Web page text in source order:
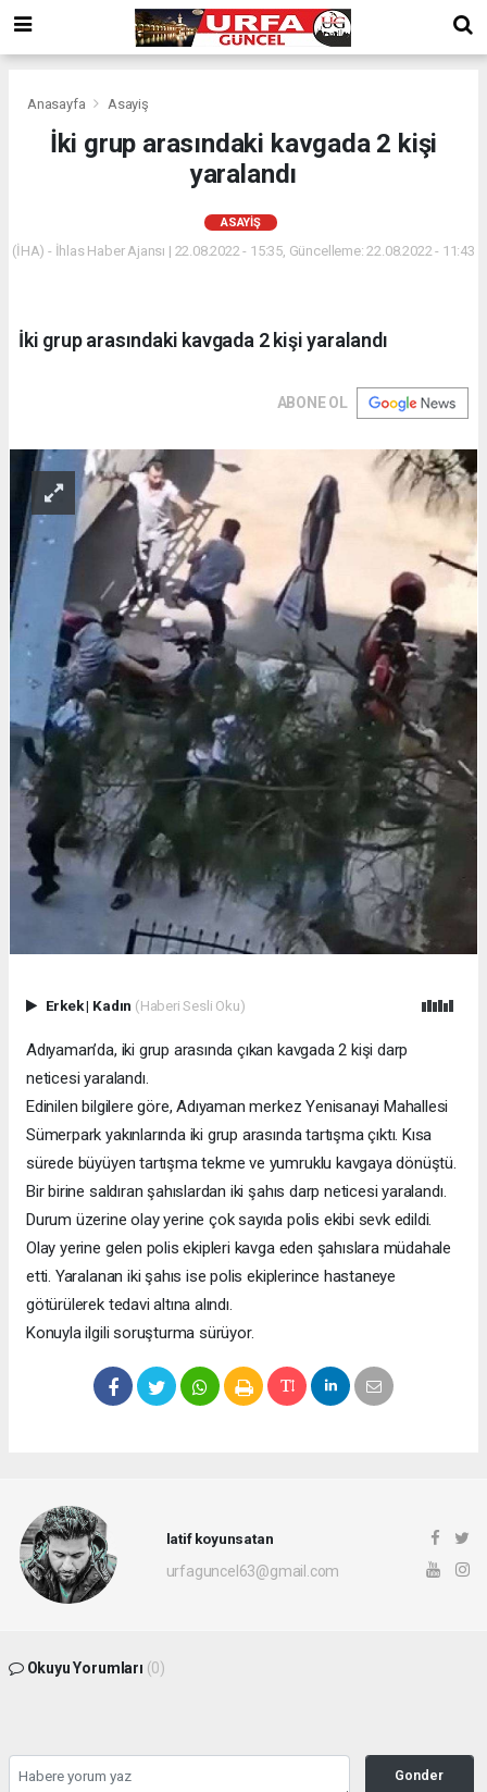
Anasayfa Asayiş
İki grup arasındaki kavgada 2 kişi
yaralandı
ASAYIŞ
(İHA) - İhlas Haber Ajansı | 22.08.2022 - 15:35, Güncelleme: 22.08.2022 - 11:43
İki grup arasındaki kavgada 2 kişi yaralandı
ABONE OL
Erkek| Kadın (Haberi Sesli Oku)
Adıyaman’da, iki grup arasında çıkan kavgada 2 kişi darp
neticesi yaralandı.
Edinilen bilgilere göre, Adıyaman merkez Yenisanayi Mahallesi
Sümerpark yakınlarında iki grup arasında tartışma çıktı. Kısa
sürede büyüyen tartışma tekme ve yumruklu kavgaya dönüştü.
Bir birine saldıran şahıslardan iki şahıs darp neticesi yaralandı.
Durum üzerine olay yerine çok sayıda polis ekibi sevk edildi.
Olay yerine gelen polis ekipleri kavga eden şahıslara müdahale
etti. Yaralanan iki şahıs ise polis ekiplerince hastaneye
götürülerek tedavi altına alındı.
Konuyla ilgili soruşturma sürüyor.
latif koyunsatan
urfaguncel63@gmail.com
Okuyu Yorumları (0)
Gonder